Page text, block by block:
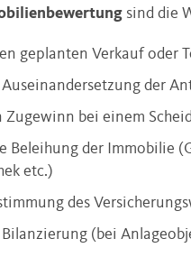
sind die
geplanten Verkauf oder
der
Zugewinn bei einem
Beleihung der Immobilie
etc.)
des
(bei